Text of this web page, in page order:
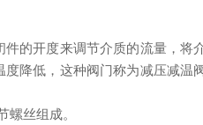
的开度来调节介质的流量，
降低，这种阀门称为减压减
螺丝组成。